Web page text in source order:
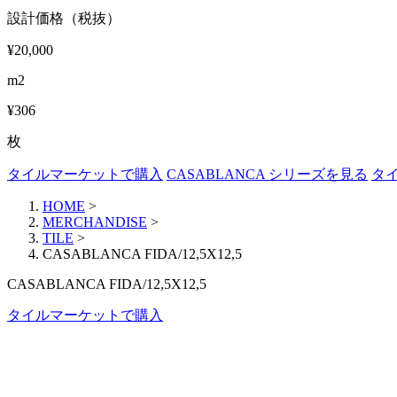
設計価格（税抜）
¥20,000
m2
¥306
枚
タイルマーケットで購入 CASABLANCA シリーズを見る タ
HOME >
MERCHANDISE >
TILE >
CASABLANCA FIDA/12,5X12,5
CASABLANCA FIDA/12,5X12,5
タイルマーケットで購入